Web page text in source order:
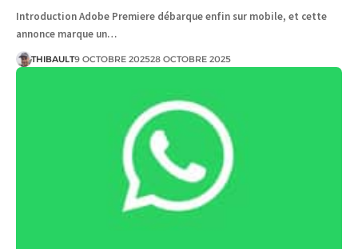
Introduction Adobe Premiere débarque enfin sur mobile, et cette
annonce marque un…
THIBAULT9 OCTOBRE 202528 OCTOBRE 2025